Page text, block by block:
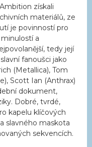
získali
materiálů, ze
je povinností pro
a
tedy její
fanoušci jako
(Metallica), Tom
Scott Ian (Anthrax)
dokument,
Dobré, tvrdé,
kapelu klíčových
slavného maskota
sekvencích.